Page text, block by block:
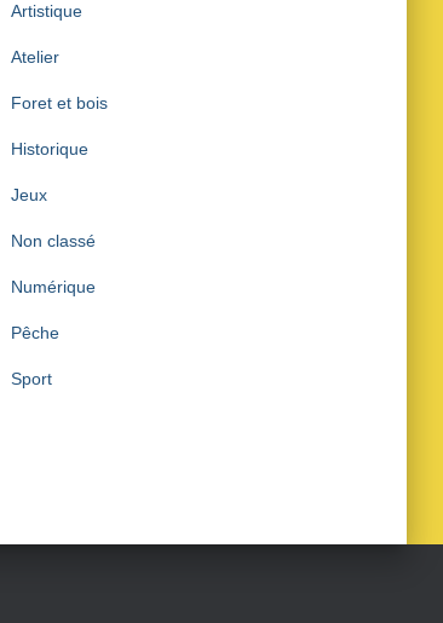
Artistique
Atelier
Foret et bois
Historique
Jeux
Non classé
Numérique
Pêche
Sport